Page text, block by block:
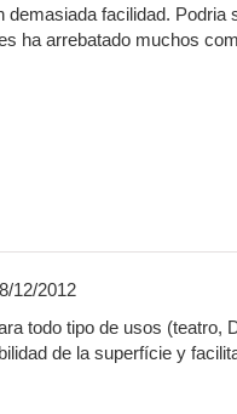
facilidad. Podria
ha arrebatado muchos
12/2012
todo tipo de usos (teatro,
de la superfície y